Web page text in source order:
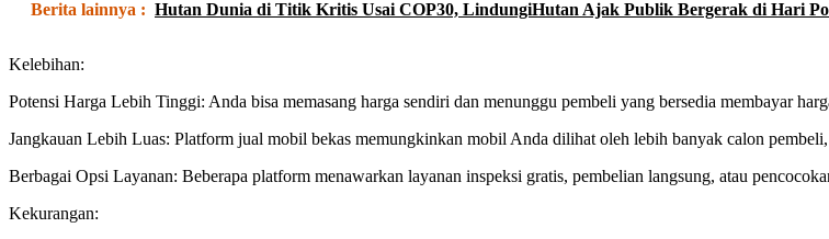
Berita lainnya : Hutan Dunia di Titik Kritis Usai COP30, LindungiHutan Ajak Publik Bergerak di Hari
Kelebihan:
Potensi Harga Lebih Tinggi: Anda bisa memasang harga sendiri dan menunggu pembeli yang bersedia membayar
Jangkauan Lebih Luas: Platform jual mobil bekas memungkinkan mobil Anda dilihat oleh lebih banyak calon
Berbagai Opsi Layanan: Beberapa platform menawarkan layanan inspeksi gratis, pembelian langsung, atau
Kekurangan: